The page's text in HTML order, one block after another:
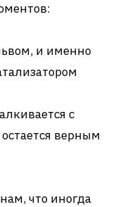
и именно
с
верным
что иногда